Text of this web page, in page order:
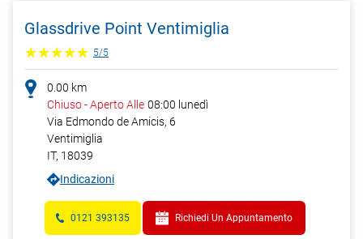
Glassdrive Point Ventimiglia
5/5
0.00 km
Chiuso-Aperto Alle 08:00 lunedì
Via Edmondo de Amicis, 6
Ventimiglia
IT, 18039
Indicazioni
0121 393135 Richiedi Un Appuntamento